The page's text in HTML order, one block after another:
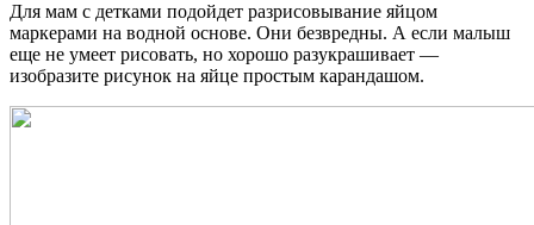
Для мам с детками подойдет разрисовывание яйцом
маркерами на водной основе. Они безвредны. А если малыш
еще не умеет рисовать, но хорошо разукрашивает —
изобразите рисунок на яйце простым карандашом.